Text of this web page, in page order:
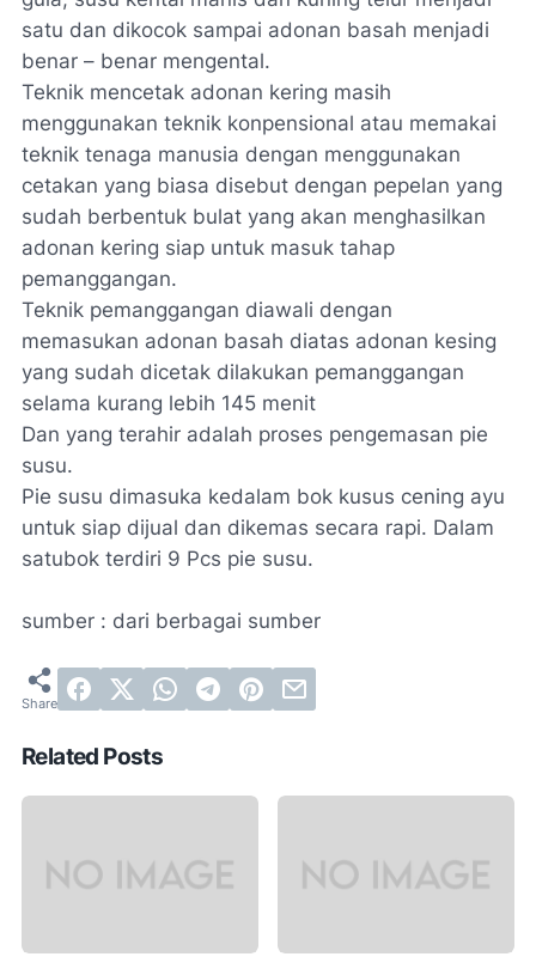
satu dan dikocok sampai adonan basah menjadi
benar – benar mengental.
Teknik mencetak adonan kering masih
menggunakan teknik konpensional atau memakai
teknik tenaga manusia dengan menggunakan
cetakan yang biasa disebut dengan pepelan yang
sudah berbentuk bulat yang akan menghasilkan
adonan kering siap untuk masuk tahap
pemanggangan.
Teknik pemanggangan diawali dengan
memasukan adonan basah diatas adonan kesing
yang sudah dicetak dilakukan pemanggangan
selama kurang lebih 145 menit
Dan yang terahir adalah proses pengemasan pie
susu.
Pie susu dimasuka kedalam bok kusus cening ayu
untuk siap dijual dan dikemas secara rapi. Dalam
satubok terdiri 9 Pcs pie susu.
sumber : dari berbagai sumber
Related Posts